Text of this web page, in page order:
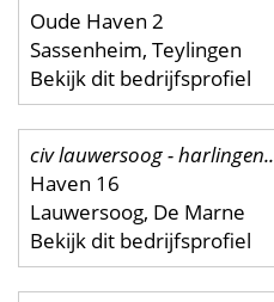
Oude Haven 2
Sassenheim, Teylingen
Bekijk dit bedrijfsprofiel
civ lauwersoog - harlingen..
Haven 16
Lauwersoog, De Marne
Bekijk dit bedrijfsprofiel